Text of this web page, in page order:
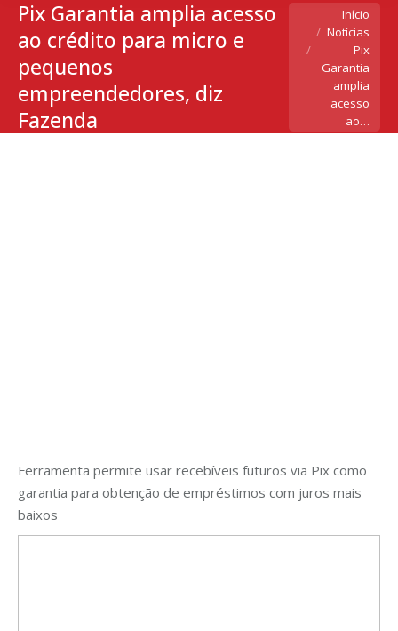
Pix Garantia amplia acesso
ao crédito para micro e
pequenos
empreendedores, diz
Fazenda
Você está aqui:
Início
Notícias
Pix
Garantia
amplia
acesso
ao…
Ferramenta permite usar recebíveis futuros via Pix como
garantia para obtenção de empréstimos com juros mais
baixos